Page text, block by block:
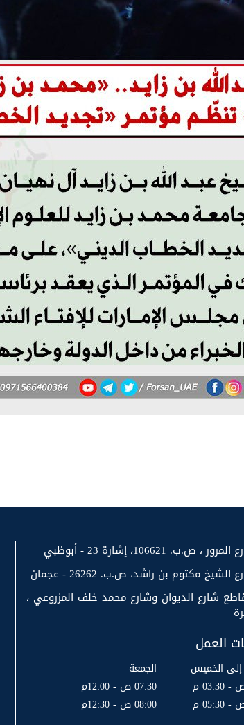
إشارة 23 - أبوظبي
مكتوم بن راشد، ص.ب. 26262 - عجمان
شارع الديوان وشارع محمد خلف المزروعي ،
العمل
إلى الخميس
الجمعة
07:30 ص - 12:00م
08:00 ص - 12:30م